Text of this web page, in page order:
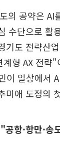
의 공약은 AI
수단으로 활
기도 전략산
계형 AX 전략
이 일상에서
미애 도정의
항·항만·송